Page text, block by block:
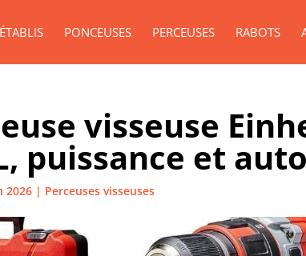
ÉTABLIS PONCEUSES PERCEUSES RABOTS
visseuse
puissance et
2026 | Perceuses visseuses